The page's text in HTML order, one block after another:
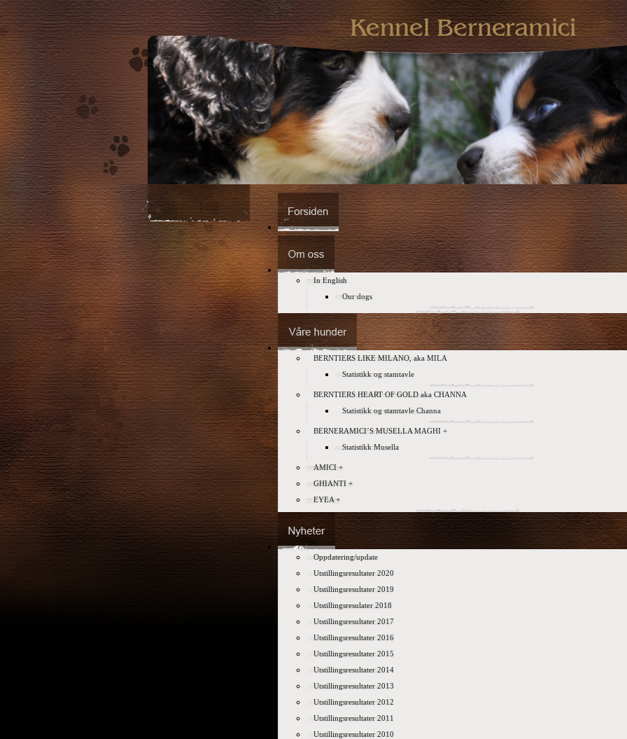
In English
Our dogs
BERNTIERS LIKE MILANO, aka MILA
Statistikk og stamtavle
BERNTIERS HEART OF GOLD aka CHANNA
Statistikk og stamtavle Channa
BERNERAMICI´S MUSELLA MAGHI +
Statistikk Musella
AMICI +
GHIANTI +
EYEA +
Oppdatering/update
Utstillingsresultater 2020
Utstillingsresultater 2019
Utstillingsresulater 2018
Utstillingsresultater 2017
Utstillingsresultater 2016
Utstillingsresultater 2015
Utstillingsresultater 2014
Utstillingsresultater 2013
Utstillingsresultater 2012
Utstillingsresultater 2011
Utstillingsresultater 2010